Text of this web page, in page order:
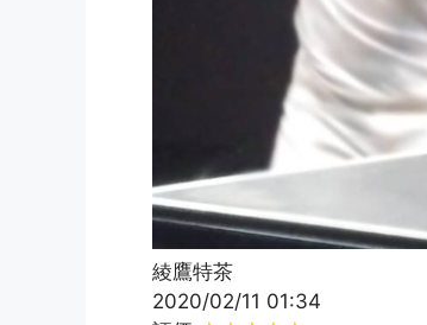
綾鷹特茶
2020/02/11 01:34